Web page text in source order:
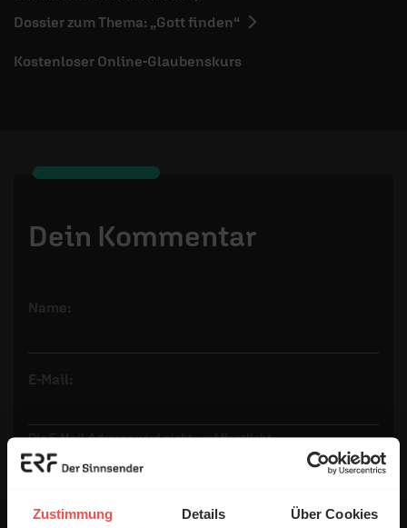
Zustimmung Details Über Cookies
Dossier zum Thema: „Gott finden“
Kostenloser Online-Glaubenskurs
Dein Kommentar
Name:
E-Mail:
Die E-Mail-Adresse wird nicht veröffentlicht.
Kommentar: